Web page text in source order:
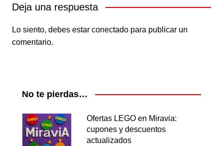
Deja una respuesta
Lo siento, debes estar conectadopara publicar un
comentario.
No te pierdas…
Ofertas LEGO en Miravia:
cupones y descuentos
actualizados